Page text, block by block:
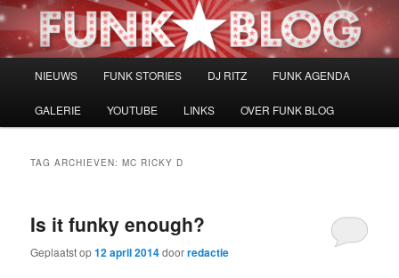
Spring
naar
Spring
naar
NIEUWS FUNK STORIES DJ RITZ FUNK AGENDA
GALERIE YOUTUBE LINKS OVER FUNK BLOG
TAG ARCHIEVEN:MC RICKY D
Is it funky enough?
Geplaatst op12 april 2014doorredactie